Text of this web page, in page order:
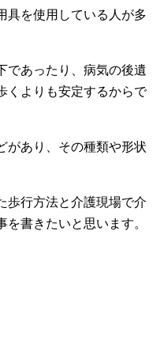
具を使用している人が多
であったり、病気の後遺
くよりも安定するからで
があり、その種類や形状
歩行方法と介護現場で介
書きたいと思います。